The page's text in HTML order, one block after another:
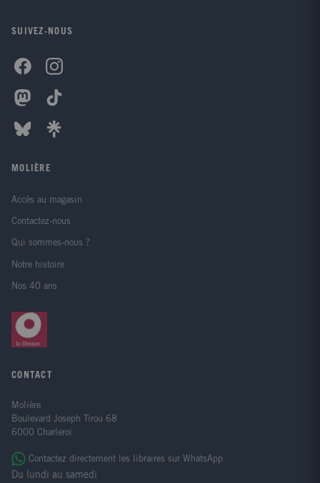
SUIVEZ-NOUS
MOLIÈRE
Accès au magasin
Contactez-nous
Qui sommes-nous ?
Notre histoire
Nos 40 ans
CONTACT
Molière
Boulevard Joseph Tirou 68
6000 Charleroi
Contactez directement les libraires sur WhatsApp
Du lundi au samedi